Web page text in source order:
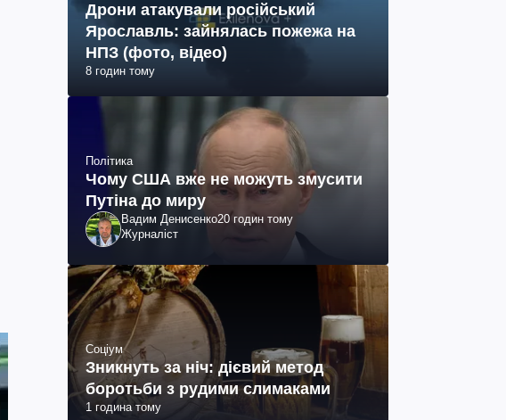
Дрони атакували російський
Ярославль: зайнялась пожежа на
НПЗ (фото, відео)
8 годин тому
Політика
Чому США вже не можуть змусити
Путіна до миру
Вадим Денисенко20 годин тому
Журналіст
Соціум
Зникнуть за ніч: дієвий метод
боротьби з рудими слимаками
1 година тому